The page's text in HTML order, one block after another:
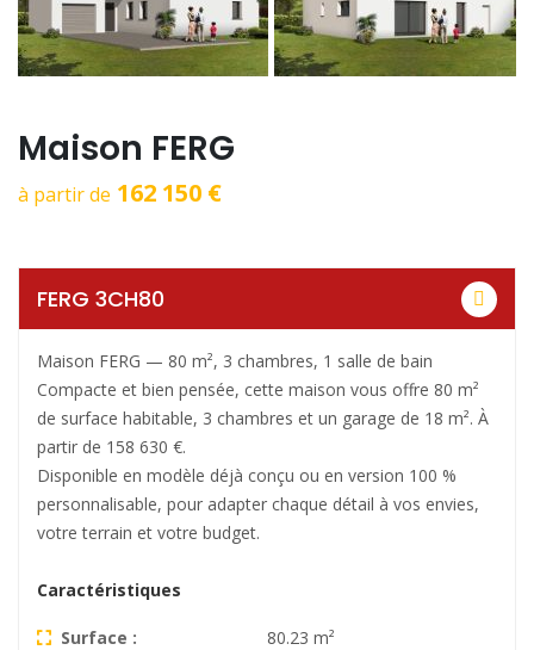
Maison FERG
à partir de 162 150 €
FERG 3CH80
Maison FERG — 80 m², 3 chambres, 1 salle de bain
Compacte et bien pensée, cette maison vous offre 80 m²
de surface habitable, 3 chambres et un garage de 18 m². À
partir de 158 630 €.
Disponible en modèle déjà conçu ou en version 100 %
personnalisable, pour adapter chaque détail à vos envies,
votre terrain et votre budget.
Caractéristiques
Surface : 80.23 m²